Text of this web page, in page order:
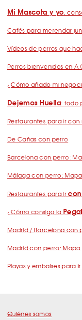
Mi Mascota y yo:
Cafés para merendar
Vídeos de perros que
Perros bienvenidos en A
¿Cómo añado mi
Dejemos Huella: todo
Restaurantes para ir
De Cañas con perro
Barcelona con perro:
Málaga con perro:
Restaurantes para ir
¿Cómo consigo la
Madrid / Barcelona con
Madrid con perro: Mapa
Playas y embalses para
Quiénes somos